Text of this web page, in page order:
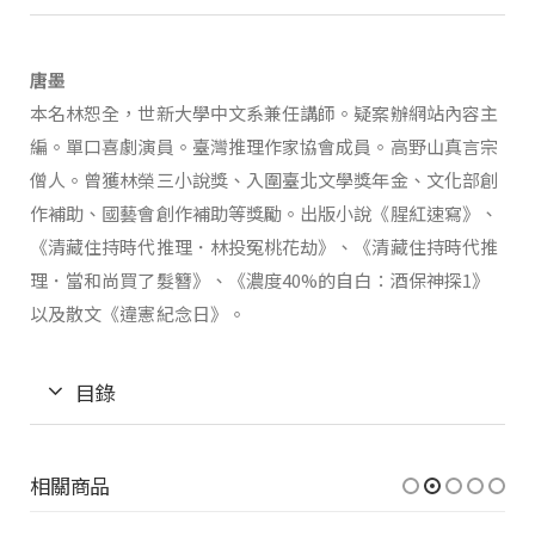
唐墨
本名林恕全，世新大學中文系兼任講師。疑案辦網站內容主
編。單口喜劇演員。臺灣推理作家協會成員。高野山真言宗
僧人。曾獲林榮三小說獎、入圍臺北文學獎年金、文化部創
作補助、國藝會創作補助等獎勵。出版小說《腥紅速寫》、
《清藏住持時代推理．林投冤桃花劫》、《清藏住持時代推
理．當和尚買了髮簪》、《濃度40%的自白：酒保神探1》
以及散文《違憲紀念日》。
目錄
相關商品